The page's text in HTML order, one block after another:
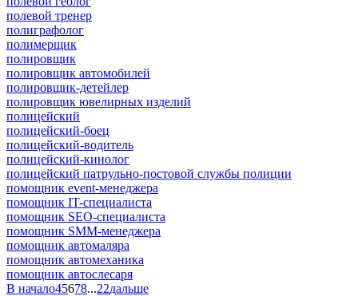
полевой тренер
полиграфолог
полимерщик
полировщик
полировщик автомобилей
полировщик-детейлер
полировщик ювелирных изделий
полицейский
полицейский-боец
полицейский-водитель
полицейский-кинолог
полицейский патрульно-постовой службы полиции
помощник event-менеджера
помощник IT-специалиста
помощник SEO-специалиста
помощник SMM-менеджера
помощник автомаляра
помощник автомеханика
помощник автослесаря
В начало45678...22дальше